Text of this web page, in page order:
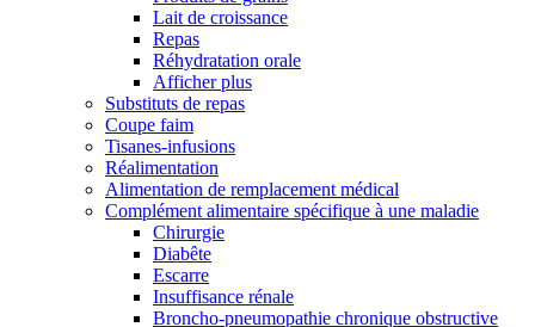
Lait de croissance
Repas
Réhydratation orale
Afficher plus
Substituts de repas
Coupe faim
Tisanes-infusions
Réalimentation
Alimentation de remplacement médical
Complément alimentaire spécifique à une maladie
Chirurgie
Diabête
Escarre
Insuffisance rénale
Broncho-pneumopathie chronique obstructive